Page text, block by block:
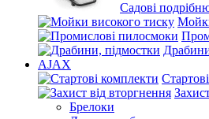
Садові
AJAX
Брелоки